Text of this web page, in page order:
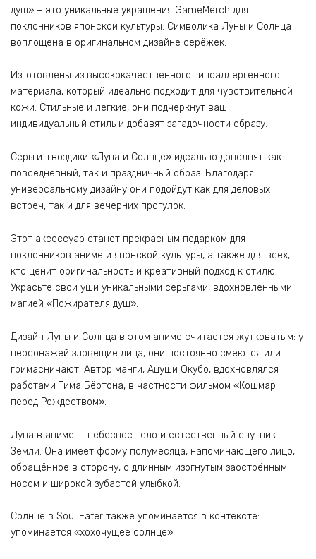
душ» – это уникальные украшения GameMerch для
поклонников японской культуры. Символика Луны и Солнца
воплощена в оригинальном дизайне серёжек.
Изготовлены из высококачественного гипоаллергенного
материала, который идеально подходит для чувствительной
кожи. Стильные и легкие, они подчеркнут ваш
индивидуальный стиль и добавят загадочности образу.
Серьги-гвоздики «Луна и Солнце» идеально дополнят как
повседневный, так и праздничный образ. Благодаря
универсальному дизайну они подойдут как для деловых
встреч, так и для вечерних прогулок.
Этот аксессуар станет прекрасным подарком для
поклонников аниме и японской культуры, а также для всех,
кто ценит оригинальность и креативный подход к стилю.
Украсьте свои уши уникальными серьгами, вдохновленными
магией «Пожирателя душ».
Дизайн Луны и Солнца в этом аниме считается жутковатым: у
персонажей зловещие лица, они постоянно смеются или
гримасничают. Автор манги, Ацуши Окубо, вдохновлялся
работами Тима Бёртона, в частности фильмом «Кошмар
перед Рождеством».
Луна в аниме — небесное тело и естественный спутник
Земли. Она имеет форму полумесяца, напоминающего лицо,
обращённое в сторону, с длинным изогнутым заострённым
носом и широкой зубастой улыбкой.
Солнце в Soul Eater также упоминается в контексте:
упоминается «хохочущее солнце».